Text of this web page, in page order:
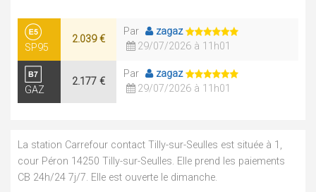
SP95
2.039 €
Par
zagaz
29/07/2026 à 11h01
GAZ
2.177 €
Par
zagaz
29/07/2026 à 11h01
La station Carrefour contact Tilly-sur-Seulles est située à 1,
cour Péron 14250 Tilly-sur-Seulles. Elle prend les paiements
CB 24h/24 7j/7. Elle est ouverte le dimanche.